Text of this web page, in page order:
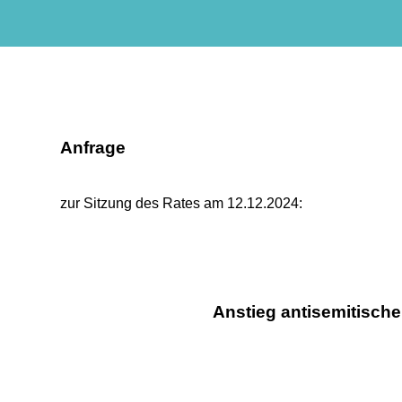
Anfrage
zur Sitzung des Rates am 12.12.2024:
Anstieg